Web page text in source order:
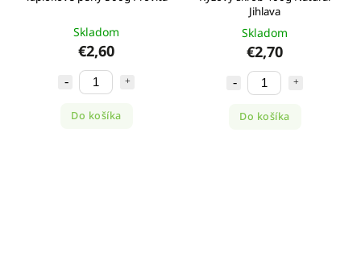
Skladom
€2,60
Do košíka
Jihlava
Skladom
€2,70
Do košíka